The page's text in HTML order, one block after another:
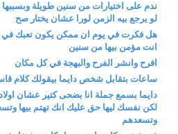
ندم على اختيارات من سنين طويلة
لو يرجع بيه الزمن لورا عشان يختار صح
هل فكرت في يوم ان ممكن يكون تعبك في
انت مؤمن بيها من سنين
افرح وانشر الفرح والبهجة في كل مكان
ساعات بتقابل شخص دايما بيقولك كلام
دايما بسمع جملة انا بضحى كتير عشان
لكن نفسك ليها حق عليك انك تهتم بيها
وتسعدهم